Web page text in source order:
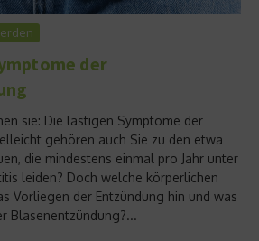
der
sie: Die lästigen Symptome der
gehören auch Sie zu den etwa
die mindestens einmal pro Jahr unter
leiden? Doch welche körperlichen
Vorliegen der Entzündung hin und was
Blasenentzündung?...